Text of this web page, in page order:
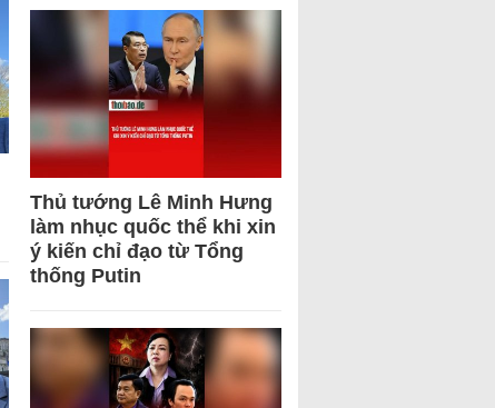
Thủ tướng Lê Minh Hưng
làm nhục quốc thể khi xin
ý kiến chỉ đạo từ Tổng
thống Putin